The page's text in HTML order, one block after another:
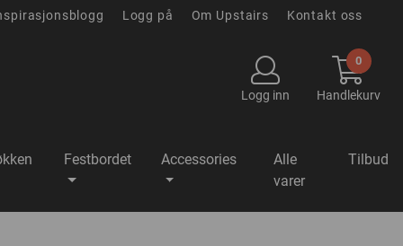
Logg på Om Upstairs Kontakt oss
Logg inn
0
Handlekurv
Festbordet Accessories
Alle
varer
Tilbud